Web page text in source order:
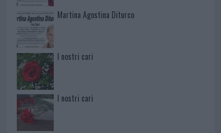
Martina Agostina Diturco
I nostri cari
I nostri cari